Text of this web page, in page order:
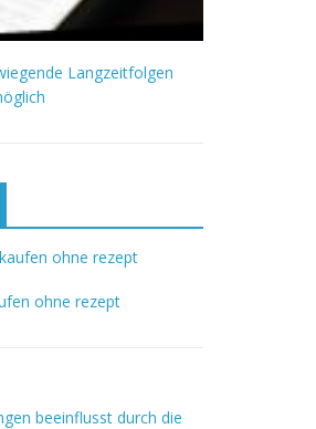
Langzeitfolgen
ohne rezept
beeinflusst durch die